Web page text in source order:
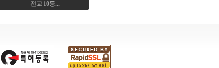
전교 10등...